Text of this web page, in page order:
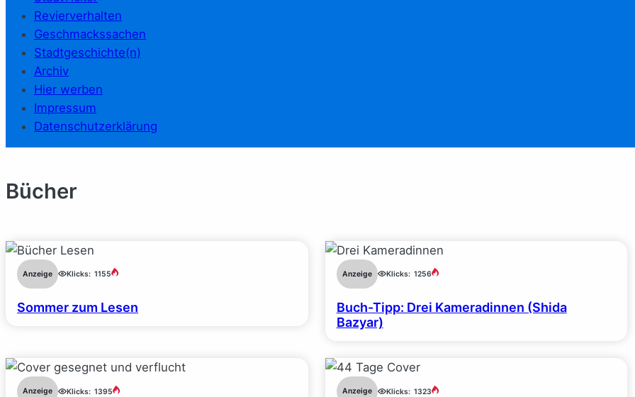
Revierverhalten
Geschmackssachen
Stadtgeschichte(n)
Archiv
Hier werben
Impressum
Datenschutzerklärung
Bücher
Anzeige Klicks: 1155
Sommer zum Lesen
Anzeige Klicks: 1256
Buch-Tipp: Drei Kameradinnen (Shida
Bazyar)
Anzeige Klicks: 1395 Anzeige Klicks: 1323